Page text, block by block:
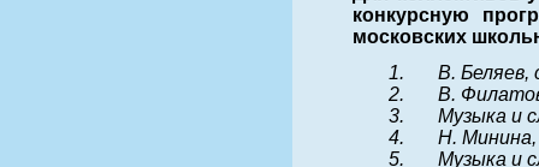
конкурсную
московских
1. В. Беляев,
2. В.
3. Музыка и
4. Н. Минина,
5. Музыка и